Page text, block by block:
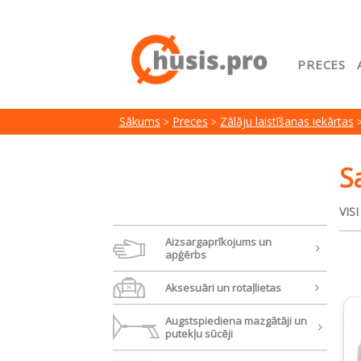
PRECES
Google
Preču
Serviss
Sākums Preces Zālāju laistīšanas iekārtas
Aizsargaprīkojums un
apģērbs
Aksesuāri un rotaļlietas
Augstspiediena mazgātāji un
putekļu sūcēji